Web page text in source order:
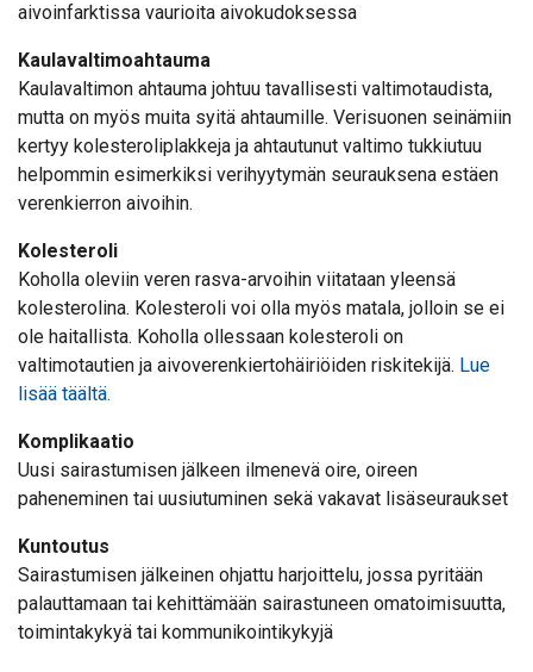
aivoinfarktissa vaurioita aivokudoksessa
Kaulavaltimoahtauma
Kaulavaltimon ahtauma johtuu tavallisesti valtimotaudista,
mutta on myös muita syitä ahtaumille. Verisuonen seinämiin
kertyy kolesteroliplakkeja ja ahtautunut valtimo tukkiutuu
helpommin esimerkiksi verihyytymän seurauksena estäen
verenkierron aivoihin.
Kolesteroli
Koholla oleviin veren rasva-arvoihin viitataan yleensä
kolesterolina. Kolesteroli voi olla myös matala, jolloin se ei
ole haitallista. Koholla ollessaan kolesteroli on
valtimotautien ja aivoverenkiertohäiriöiden riskitekijä. Lue
lisää täältä.
Komplikaatio
Uusi sairastumisen jälkeen ilmenevä oire, oireen
paheneminen tai uusiutuminen sekä vakavat lisäseuraukset
Kuntoutus
Sairastumisen jälkeinen ohjattu harjoittelu, jossa pyritään
palauttamaan tai kehittämään sairastuneen omatoimisuutta,
toimintakykyä tai kommunikointikykyjä